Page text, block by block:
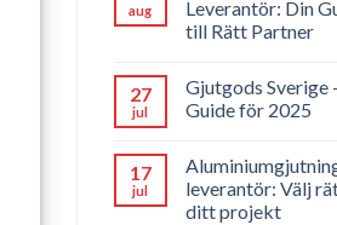
aug
Leverantör: Din
till Rätt Partner
27
jul
Gjutgods Sverige
Guide för 2025
17
jul
leverantör: Välj
ditt projekt